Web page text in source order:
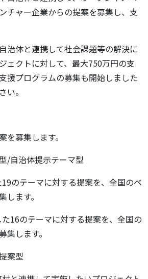
チャー企業からの提案を募集し、支
治体と連携して社会課題等の解決に
ェクトに対して、最大750万円の支
援プログラムの募集も開始しました
い。
を募集します。
/自治体提示テーマ型
のテーマに対する提案を、全国のベ
します。
16のテーマに対する提案を、全国の
集します。
案型